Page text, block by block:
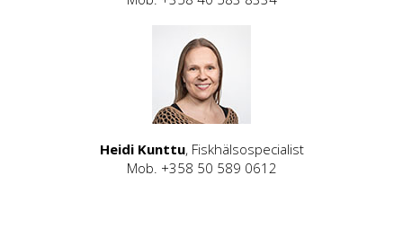
Heidi Kunttu, Fiskhälsospecialist
Mob. +358 50 589 0612